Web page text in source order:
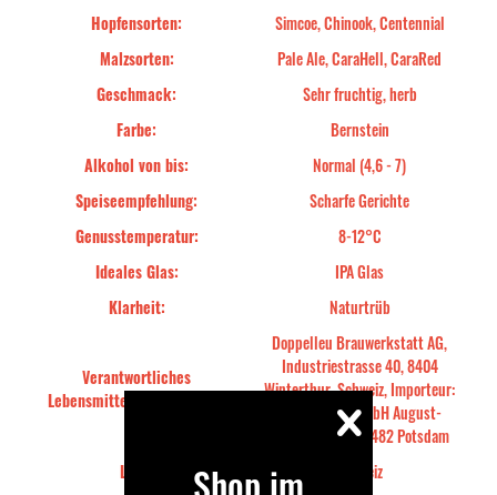
Hopfensorten:
Simcoe, Chinook, Centennial
Malzsorten:
Pale Ale, CaraHell, CaraRed
Geschmack:
Sehr fruchtig, herb
Farbe:
Bernstein
Alkohol von bis:
Normal (4,6 - 7)
Speiseempfehlung:
Scharfe Gerichte
Genusstemperatur:
8-12°C
Ideales Glas:
IPA Glas
Klarheit:
Naturtrüb
Verantwortliches
Lebensmittelunternehmen::
Doppelleu Brauwerkstatt AG,
Industriestrasse 40, 8404
Winterthur, Schweiz, Importeur:
Bier-Deluxe GmbH August-
Bebel-Str. 27, 14482 Potsdam
Land:
Schweiz
Shop im